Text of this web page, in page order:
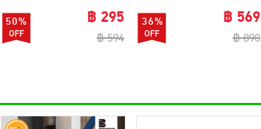
50% ฿ 295
฿ 594
36% ฿ 569
฿ 890